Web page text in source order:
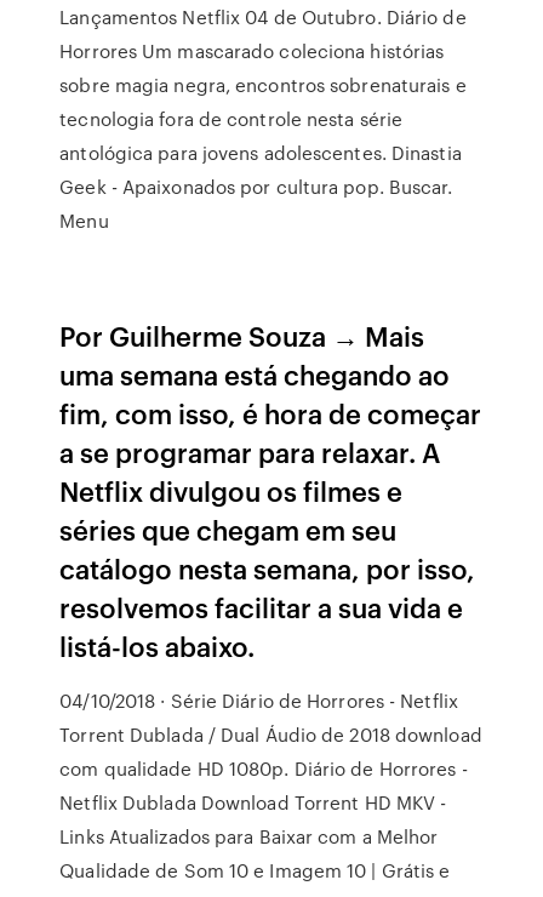
Lançamentos Netflix 04 de Outubro. Diário de
Horrores Um mascarado coleciona histórias
sobre magia negra, encontros sobrenaturais e
tecnologia fora de controle nesta série
antológica para jovens adolescentes. Dinastia
Geek - Apaixonados por cultura pop. Buscar.
Menu
Por Guilherme Souza → Mais
uma semana está chegando ao
fim, com isso, é hora de começar
a se programar para relaxar. A
Netflix divulgou os filmes e
séries que chegam em seu
catálogo nesta semana, por isso,
resolvemos facilitar a sua vida e
listá-los abaixo.
04/10/2018 · Série Diário de Horrores - Netflix
Torrent Dublada / Dual Áudio de 2018 download
com qualidade HD 1080p. Diário de Horrores -
Netflix Dublada Download Torrent HD MKV -
Links Atualizados para Baixar com a Melhor
Qualidade de Som 10 e Imagem 10 | Grátis e